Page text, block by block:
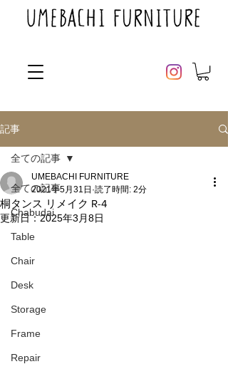
記事
全ての記事
Chabudai
Table
Chair
Desk
Storage
Frame
Repair
全ての記事
桐タンス リメイク R-4
UMEBACHI FURNITURE
2021年5月31日 読了時間: 2分
更新日：2025年3月8日